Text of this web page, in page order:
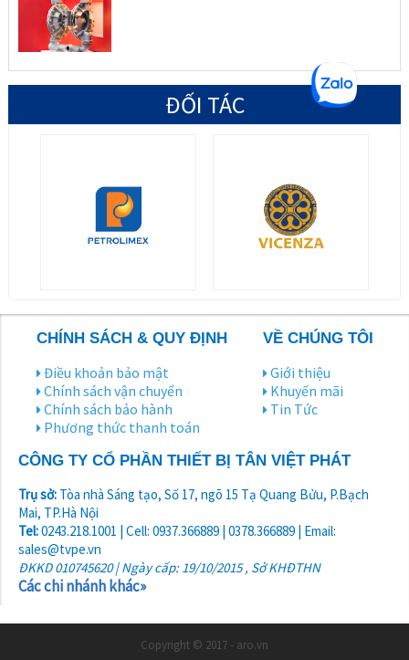
ĐỐI TÁC
CHÍNH SÁCH & QUY ĐỊNH
Điều khoản bảo mật
Chính sách vận chuyển
Chính sách bảo hành
Phương thức thanh toán
VỀ CHÚNG TÔI
Giới thiệu
Khuyến mãi
Tin Tức
CÔNG TY CỔ PHẦN THIẾT BỊ TÂN VIỆT PHÁT
Trụ sở: Tòa nhà Sáng tạo, Số 17, ngõ 15 Tạ Quang Bửu, P.Bạch
Mai, TP.Hà Nội
Tel:0243.218.1001 | Cell: 0937.366889 | 0378.366889 | Email:
sales@tvpe.vn
ĐKKD 010745620 | Ngày cấp: 19/10/2015 , Sở KHĐTHN
Các chi nhánh khác»
Copyright © 2017 - aro.vn